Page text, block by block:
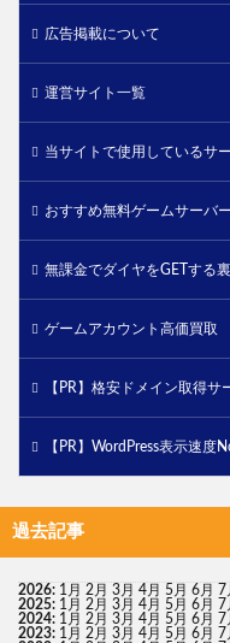
広告掲載について
運営サイト一覧
当サイトで使用しているサ
おすすめ無料ゲームサーバー
無課金でダイヤをGETする
ゲームアカウント高価買取
【PR】格安ドメイン取得サ
【PR】WordPress表示速度
過去記事
2026: 1月 2月 3月 4月 5月 6月 7
2025: 1月 2月 3月 4月 5月 6月 7
2024: 1月 2月 3月 4月 5月 6月 7
2023: 1月 2月 3月 4月 5月 6月 7